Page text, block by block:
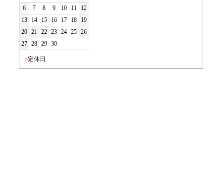
6
7 8 9 10 11
12
13
14 15 16 17 18
19
20 21 22 23 24 25 26
27 28 29 30
■定休日